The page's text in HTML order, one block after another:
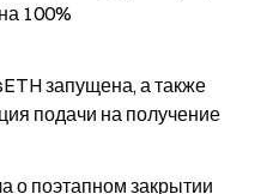
100%
запущена, а также
подачи на получение
о поэтапном закрытии